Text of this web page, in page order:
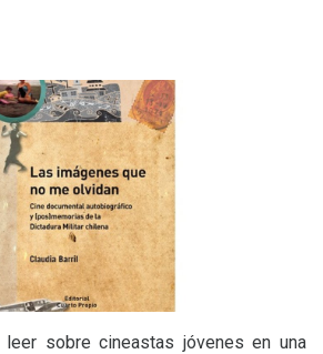
sobre cineastas jóvenes en una